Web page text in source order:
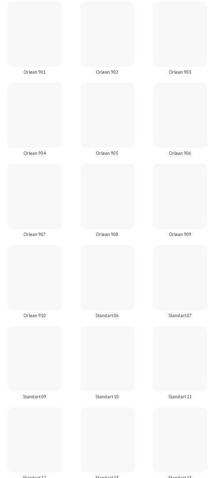
Orlean 901 Orlean 902 Orlean 903
Orlean 904 Orlean 905 Orlean 906
Orlean 907 Orlean 908 Orlean 909
Orlean 910 Standart 06 Standart 07
Standart 09 Standart 10 Standart 11